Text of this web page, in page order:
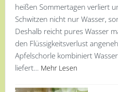
heißen Sommertagen verliert
Schwitzen nicht nur Wasser,
Deshalb reicht pures Wasser
den Flüssigkeitsverlust
Apfelschorle kombiniert
liefert… Mehr Lesen